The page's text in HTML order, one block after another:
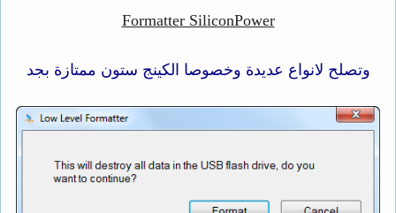
Formatter SiliconPower
وتصلح لانواع عديدة وخصوصا الكينج ستون ممتازة بجد